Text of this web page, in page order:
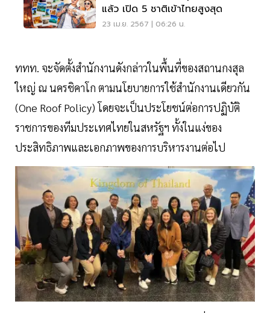
แล้ว เปิด 5 ชาติเข้าไทยสูงสุด
23 เม.ย. 2567 | 06:26 น.
ททท. จะจัดตั้งสำนักงานดังกล่าวในพื้นที่ของสถานกงสุล
ใหญ่ ณ นครชิคาโก ตามนโยบายการใช้สำนักงานเดียวกัน
(One Roof Policy) โดยจะเป็นประโยชน์ต่อการปฏิบัติ
ราชการของทีมประเทศไทยในสหรัฐฯ ทั้งในแง่ของ
ประสิทธิภาพและเอกภาพของการบริหารงานต่อไป